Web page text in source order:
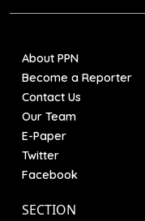
About PPN
Become a Reporter
Contact Us
Our Team
E-Paper
Twitter
Facebook
SECTION